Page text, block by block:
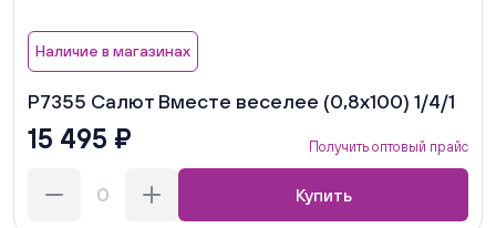
Наличие в магазинах
Р7355 Салют Вместе веселее (0,8х100) 1/4/1
15 495 ₽ Получить оптовый прайс
Купить